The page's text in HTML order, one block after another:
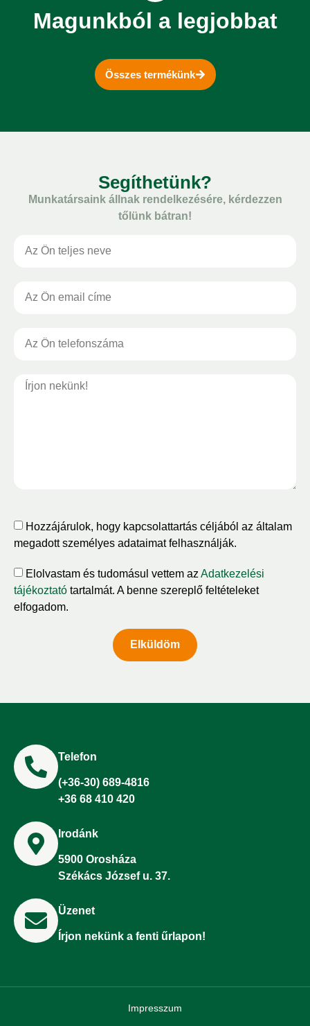
Magunkból a legjobbat
Összes termékünk
Segíthetünk?
Munkatársaink állnak rendelkezésére, kérdezzen
tőlünk bátran!
Hozzájárulok, hogy kapcsolattartás céljából az általam
megadott személyes adataimat felhasználják.
Elolvastam és tudomásul vettem az Adatkezelési
tájékoztató tartalmát. A benne szereplő feltételeket
elfogadom.
Elküldöm
Telefon
(+36-30) 689-4816
+36 68 410 420
Irodánk
5900 Orosháza
Székács József u. 37.
Üzenet
Írjon nekünk a fenti űrlapon!
Impresszum